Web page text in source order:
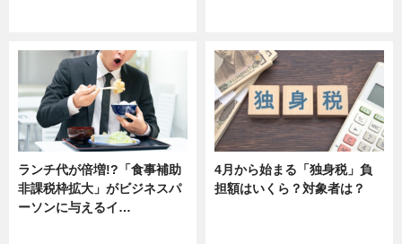
ランチ代が倍増!?「食事補助
非課税枠拡大」がビジネスパ
ーソンに与えるイ…
4月から始まる「独身税」負
担額はいくら？対象者は？